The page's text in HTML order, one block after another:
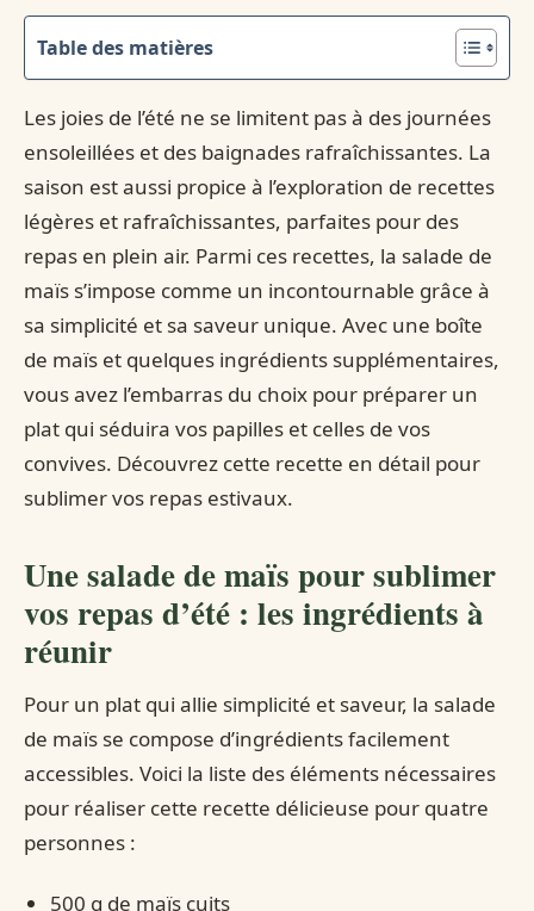
Table des matières
Les joies de l’été ne se limitent pas à des journées
ensoleillées et des baignades rafraîchissantes. La
saison est aussi propice à l’exploration de recettes
légères et rafraîchissantes, parfaites pour des
repas en plein air. Parmi ces recettes, la salade de
maïs s’impose comme un incontournable grâce à
sa simplicité et sa saveur unique. Avec une boîte
de maïs et quelques ingrédients supplémentaires,
vous avez l’embarras du choix pour préparer un
plat qui séduira vos papilles et celles de vos
convives. Découvrez cette recette en détail pour
sublimer vos repas estivaux.
Une salade de maïs pour sublimer
vos repas d’été : les ingrédients à
réunir
Pour un plat qui allie simplicité et saveur, la salade
de maïs se compose d’ingrédients facilement
accessibles. Voici la liste des éléments nécessaires
pour réaliser cette recette délicieuse pour quatre
personnes :
500 g de maïs cuits